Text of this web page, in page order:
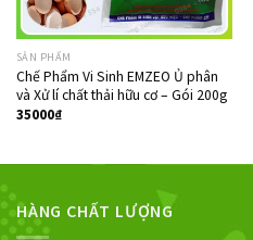
SẢN PHẨM
Chế Phẩm Vi Sinh EMZEO Ủ phân
và Xử lí chất thải hữu cơ – Gói 200g
35000₫
HÀNG CHẤT LƯỢNG